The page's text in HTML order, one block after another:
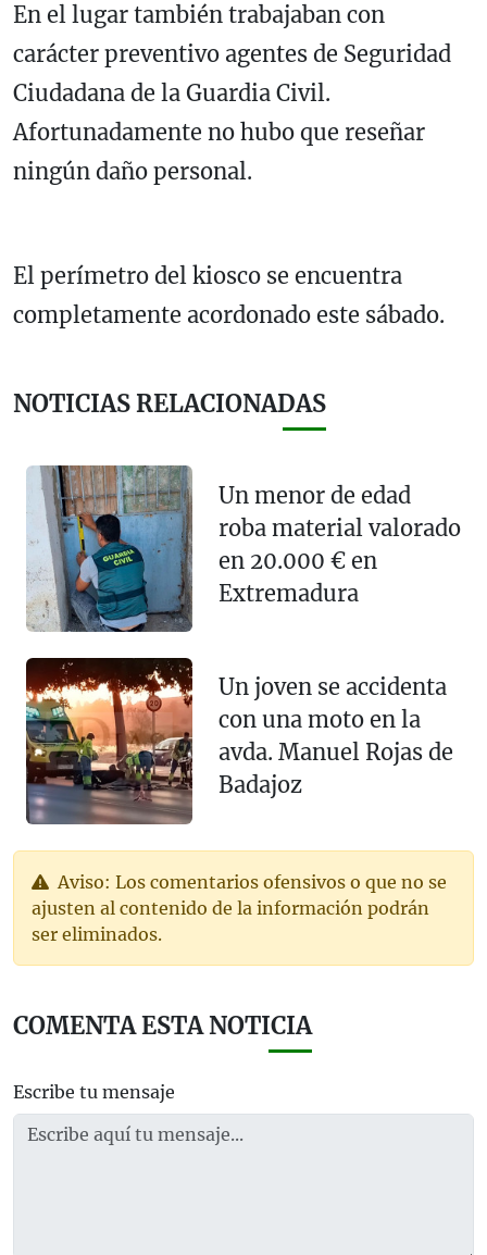
En el lugar también trabajaban con
carácter preventivo agentes de Seguridad
Ciudadana de la Guardia Civil.
Afortunadamente no hubo que reseñar
ningún daño personal.
El perímetro del kiosco se encuentra
completamente acordonado este sábado.
NOTICIAS RELACIONADAS
Un menor de edad
roba material valorado
en 20.000 € en
Extremadura
Un joven se accidenta
con una moto en la
avda. Manuel Rojas de
Badajoz
Aviso: Los comentarios ofensivos o que no se
ajusten al contenido de la información podrán
ser eliminados.
COMENTA ESTA NOTICIA
Escribe tu mensaje